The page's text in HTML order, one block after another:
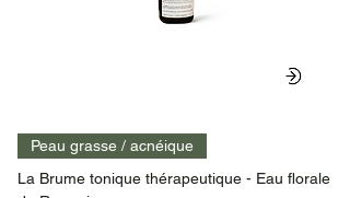
Peau grasse / acnéique
La Brume tonique thérapeutique - Eau florale